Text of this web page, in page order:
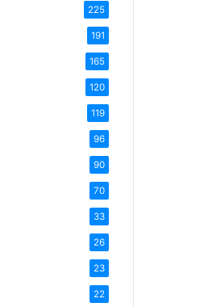
225
191
165
120
119
96
90
70
33
26
23
22